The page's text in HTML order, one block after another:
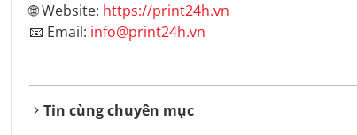
🌐 Website: https://print24h.vn
📧 Email: info@print24h.vn
Tin cùng chuyên mục